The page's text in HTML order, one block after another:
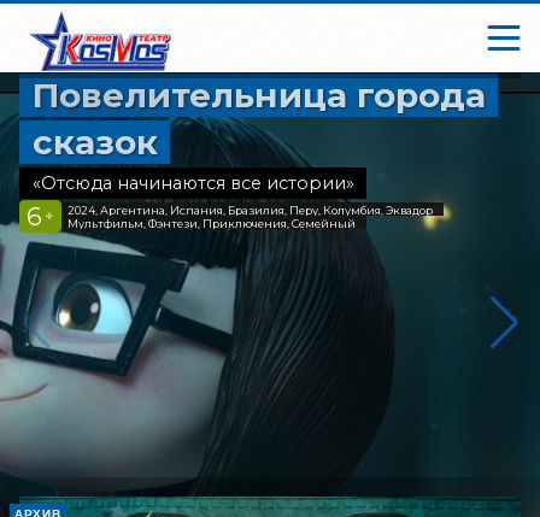
Повелительница города
сказок
«Отсюда начинаются все истории»
6 +
2024, Аргентина, Испания, Бразилия, Перу, Колумбия, Эквадор
Мультфильм, Фэнтези, Приключения, Семейный
АРХИВ